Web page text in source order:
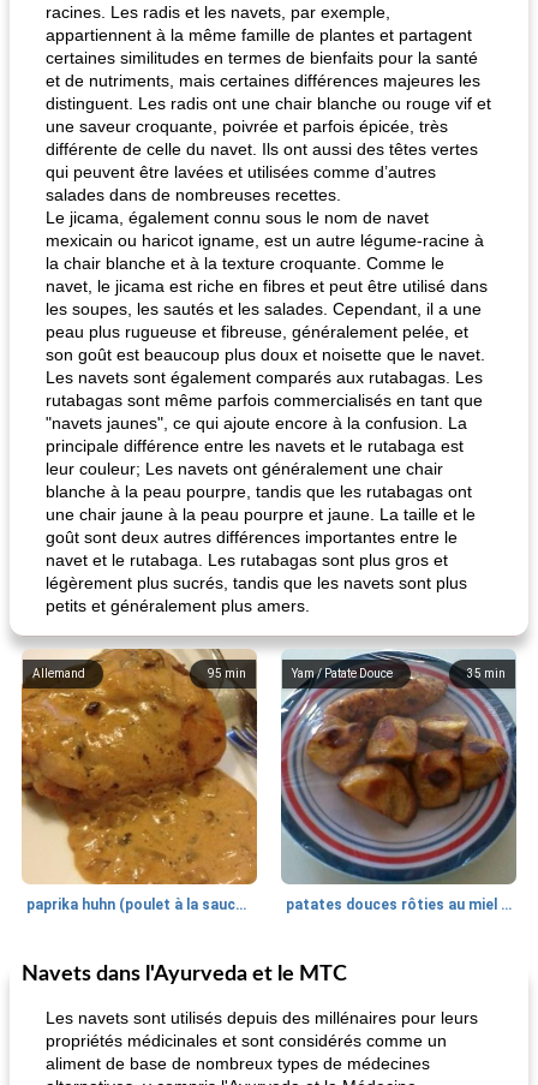
racines. Les radis et les navets, par exemple,
appartiennent à la même famille de plantes et partagent
certaines similitudes en termes de bienfaits pour la santé
et de nutriments, mais certaines différences majeures les
distinguent. Les radis ont une chair blanche ou rouge vif et
une saveur croquante, poivrée et parfois épicée, très
différente de celle du navet. Ils ont aussi des têtes vertes
qui peuvent être lavées et utilisées comme d’autres
salades dans de nombreuses recettes.
Le jicama, également connu sous le nom de navet
mexicain ou haricot igname, est un autre légume-racine à
la chair blanche et à la texture croquante. Comme le
navet, le jicama est riche en fibres et peut être utilisé dans
les soupes, les sautés et les salades. Cependant, il a une
peau plus rugueuse et fibreuse, généralement pelée, et
son goût est beaucoup plus doux et noisette que le navet.
Les navets sont également comparés aux rutabagas. Les
rutabagas sont même parfois commercialisés en tant que
"navets jaunes", ce qui ajoute encore à la confusion. La
principale différence entre les navets et le rutabaga est
leur couleur; Les navets ont généralement une chair
blanche à la peau pourpre, tandis que les rutabagas ont
une chair jaune à la peau pourpre et jaune. La taille et le
goût sont deux autres différences importantes entre le
navet et le rutabaga. Les rutabagas sont plus gros et
légèrement plus sucrés, tandis que les navets sont plus
petits et généralement plus amers.
95 min
Allemand
paprika huhn (poulet à la sauce paprika).
35 min
Yam / Patate Douce
patates douces rôties au miel / kumara
25min
Petit déjeuner et brunch Viande et volaille
Navets dans l'Ayurveda et le MTC
Les navets sont utilisés depuis des millénaires pour leurs
propriétés médicinales et sont considérés comme un
aliment de base de nombreux types de médecines